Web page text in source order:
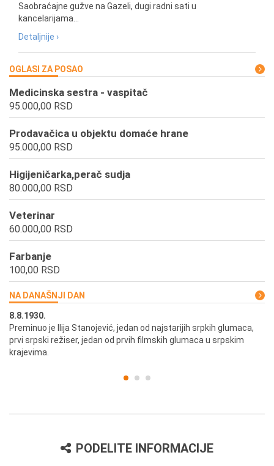
Saobraćajne gužve na Gazeli, dugi radni sati u
kancelarijama...
Detaljnije ›
OGLASI ZA POSAO
Medicinska sestra - vaspitač
95.000,00 RSD
Prodavačica u objektu domaće hrane
95.000,00 RSD
Higijeničarka,perač sudja
80.000,00 RSD
Veterinar
60.000,00 RSD
Farbanje
100,00 RSD
NA DANAŠNJI DAN
8.8.1930.
Preminuo je Ilija Stanojević, jedan od najstarijih srpkih glumaca,
prvi srpski režiser, jedan od prvih filmskih glumaca u srpskim
krajevima.
PODELITE INFORMACIJE